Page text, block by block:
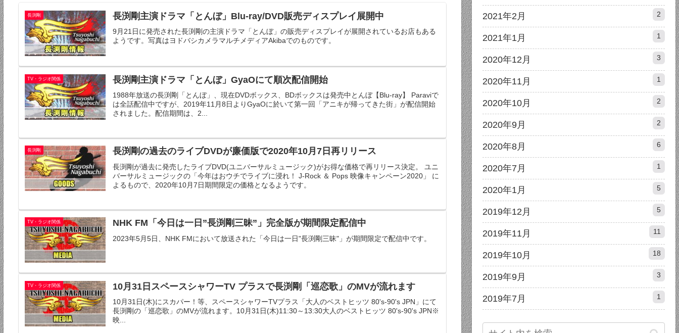
長渕剛 長渕剛主演ドラマ「とんぼ」Blu-ray/DVD販売ディスプレイ展開中
9月21日に発売された長渕剛の主演ドラマ「とんぼ」の販売ディスプレイが展開されているお店もある
ようです。写真はヨドバシカメラマルチメディアAkibaでのものです。
TV・ラジオ関係 長渕剛主演ドラマ「とんぼ」GyaOにて順次配信開始
1988年放送の長渕剛「とんぼ」、現在DVDボックス、BDボックスは発売中とんぼ【Blu-ray】 Paraviで
は全話配信中ですが、2019年11月8日よりGyaOに於いて第一回「アニキが帰ってきた街」が配信開始
されました。配信期間は、2...
長渕剛 長渕剛の過去のライブDVDが廉価版で2020年10月7日再リリース
長渕剛が過去に発売したライブDVD(ユニバーサルミュージック)がお得な価格で再リリース決定。 ユニ
バーサルミュージックの「今年はおウチでライブに浸れ！ J-Rock ＆ Pops 映像キャンペーン2020」 に
よるもので、2020年10月7日期間限定の価格となるようです。
TV・ラジオ関係 NHK FM「今日は一日”長渕剛三昧”」完全版が期間限定配信中
2023年5月5日、NHK FMにおいて放送された「今日は一日"長渕剛三昧"」が期間限定で配信中です。
TV・ラジオ関係 10月31日スペースシャワーTV プラスで長渕剛「巡恋歌」のMVが流れます
10月31日(木)にスカパー！等、スペースシャワーTVプラス「大人のベストヒッツ 80's-90's JPN」にて
長渕剛の「巡恋歌」のMVが流れます。10月31日(木)11:30～13:30大人のベストヒッツ 80's-90's JPN※
映...
2021年2月 2
2021年1月 1
2020年12月 3
2020年11月 1
2020年10月 2
2020年9月 2
2020年8月 6
2020年7月 1
2020年1月 5
2019年12月 5
2019年11月 11
2019年10月 18
2019年9月 3
2019年7月 1